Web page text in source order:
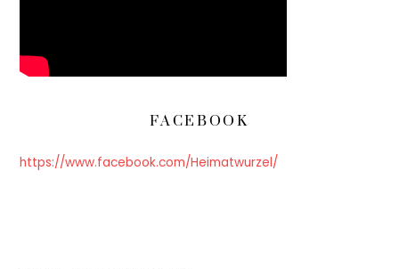
FACEBOOK
https://www.facebook.com/Heimatwurzel/